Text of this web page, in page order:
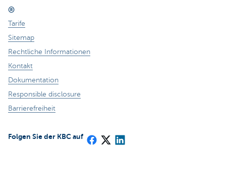
®
Tarife
Sitemap
Rechtliche Informationen
Kontakt
Dokumentation
Responsible disclosure
Barrierefreiheit
Folgen Sie der KBC auf